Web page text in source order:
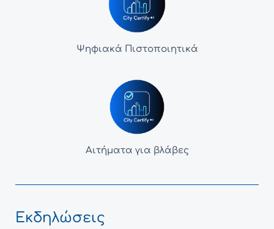
Ψηφιακά Πιστοποιητικά
Αιτήματα για βλάβες
Εκδηλώσεις